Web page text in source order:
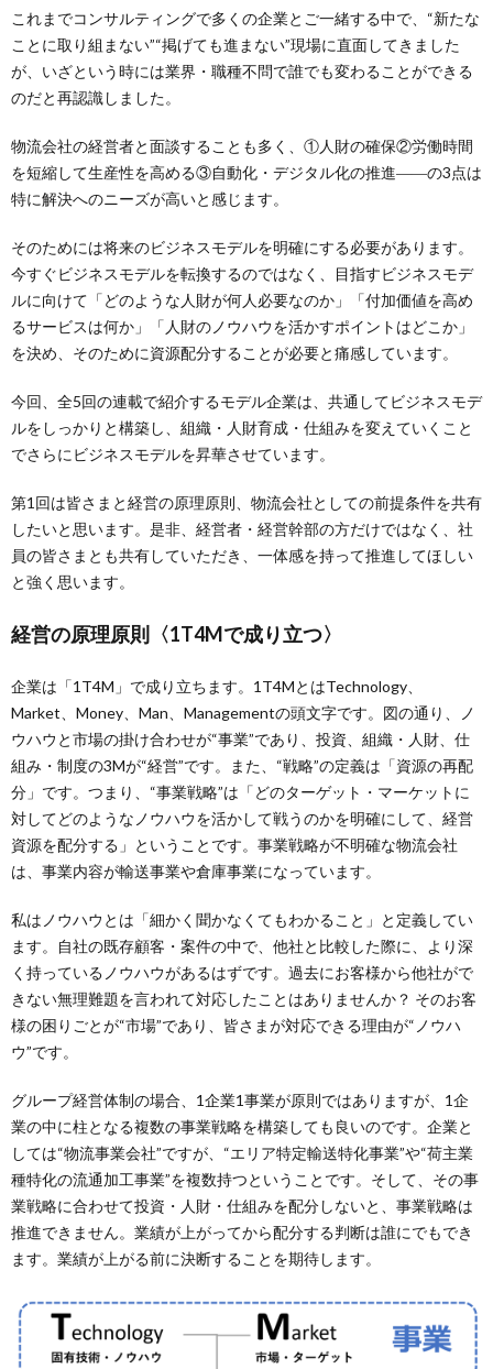
これまでコンサルティングで多くの企業とご一緒する中で、“新たな
ことに取り組まない”“掲げても進まない”現場に直面してきました
が、いざという時には業界・職種不問で誰でも変わることができる
のだと再認識しました。
物流会社の経営者と面談することも多く、①人財の確保②労働時間
を短縮して生産性を高める③自動化・デジタル化の推進――の3点は
特に解決へのニーズが高いと感じます。
そのためには将来のビジネスモデルを明確にする必要があります。
今すぐビジネスモデルを転換するのではなく、目指すビジネスモデ
ルに向けて「どのような人財が何人必要なのか」「付加価値を高め
るサービスは何か」「人財のノウハウを活かすポイントはどこか」
を決め、そのために資源配分することが必要と痛感しています。
今回、全5回の連載で紹介するモデル企業は、共通してビジネスモデ
ルをしっかりと構築し、組織・人財育成・仕組みを変えていくこと
でさらにビジネスモデルを昇華させています。
第1回は皆さまと経営の原理原則、物流会社としての前提条件を共有
したいと思います。是非、経営者・経営幹部の方だけではなく、社
員の皆さまとも共有していただき、一体感を持って推進してほしい
と強く思います。
経営の原理原則〈1T4Mで成り立つ〉
企業は「1T4M」で成り立ちます。1T4MとはTechnology、
Market、Money、Man、Managementの頭文字です。図の通り、ノ
ウハウと市場の掛け合わせが“事業”であり、投資、組織・人財、仕
組み・制度の3Mが“経営”です。また、“戦略”の定義は「資源の再配
分」です。つまり、“事業戦略”は「どのターゲット・マーケットに
対してどのようなノウハウを活かして戦うのかを明確にして、経営
資源を配分する」ということです。事業戦略が不明確な物流会社
は、事業内容が輸送事業や倉庫事業になっています。
私はノウハウとは「細かく聞かなくてもわかること」と定義してい
ます。自社の既存顧客・案件の中で、他社と比較した際に、より深
く持っているノウハウがあるはずです。過去にお客様から他社がで
きない無理難題を言われて対応したことはありませんか？ そのお客
様の困りごとが“市場”であり、皆さまが対応できる理由が“ノウハ
ウ”です。
グループ経営体制の場合、1企業1事業が原則ではありますが、1企
業の中に柱となる複数の事業戦略を構築しても良いのです。企業と
しては“物流事業会社”ですが、“エリア特定輸送特化事業”や“荷主業
種特化の流通加工事業”を複数持つということです。そして、その事
業戦略に合わせて投資・人財・仕組みを配分しないと、事業戦略は
推進できません。業績が上がってから配分する判断は誰にでもでき
ます。業績が上がる前に決断することを期待します。